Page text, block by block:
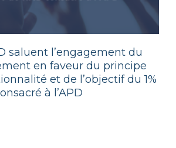
saluent l’engagement du
en faveur du principe
et de l’objectif du 1%
à l’APD